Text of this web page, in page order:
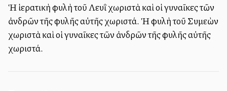
Ἡ ἱερατικὴ φυλὴ τοῦ Λευῒ χωριστὰ καὶ οἱ γυναῖκες τῶν
ἀνδρῶν τῆς φυλῆς αὐτῆς χωριστά. Ἡ φυλὴ τοῦ Συμεὼν
χωριστὰ καὶ οἱ γυναῖκες τῶν ἀνδρῶν τῆς φυλῆς αὐτῆς
χωριστά.